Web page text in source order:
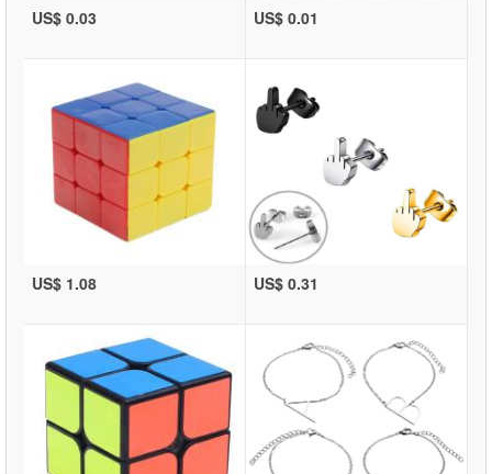
US$ 0.03 US$ 0.01
US$ 1.08 US$ 0.31